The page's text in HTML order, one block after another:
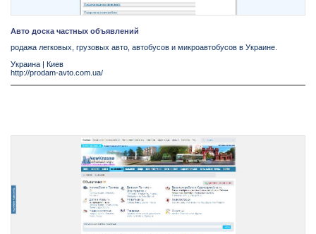
Авто доска частных объявлений
родажа легковых, грузовых авто, автобусов и микроавтобусов в Украине.
Украина
Киев
http://prodam-avto.com.ua/